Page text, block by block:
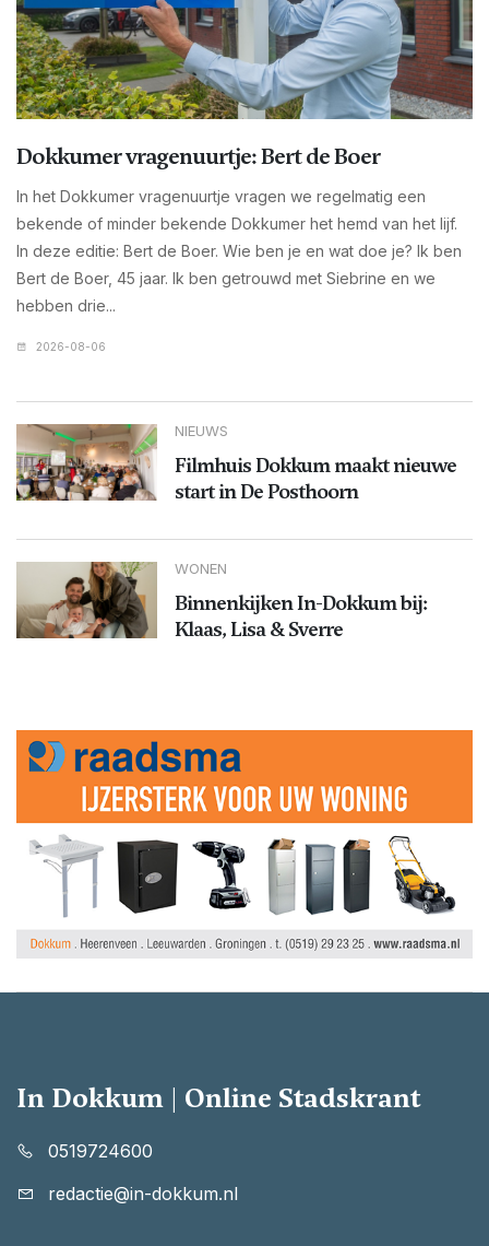
Dokkumer vragenuurtje: Bert de Boer
In het Dokkumer vragenuurtje vragen we regelmatig een
bekende of minder bekende Dokkumer het hemd van het lijf.
In deze editie: Bert de Boer. Wie ben je en wat doe je? Ik ben
Bert de Boer, 45 jaar. Ik ben getrouwd met Siebrine en we
hebben drie...
2026-08-06
NIEUWS
Filmhuis Dokkum maakt nieuwe
start in De Posthoorn
WONEN
Binnenkijken In-Dokkum bij:
Klaas, Lisa & Sverre
In Dokkum | Online Stadskrant
0519724600
redactie@in-dokkum.nl